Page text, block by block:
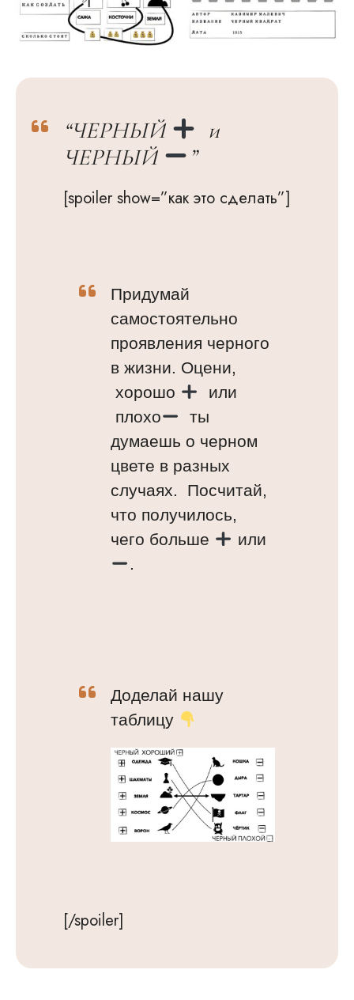
“ЧЕРНЫЙ
и
ЧЕРНЫЙ
”
[spoiler show=”как это сделать”]
Придумай
самостоятельно
проявления черного
в жизни. Оцени,
хорошо
или
плохо
ты
думаешь о черном
цвете в разных
случаях. Посчитай,
что получилось,
чего больше
или
.
Доделай нашу
таблицу
[/spoiler]